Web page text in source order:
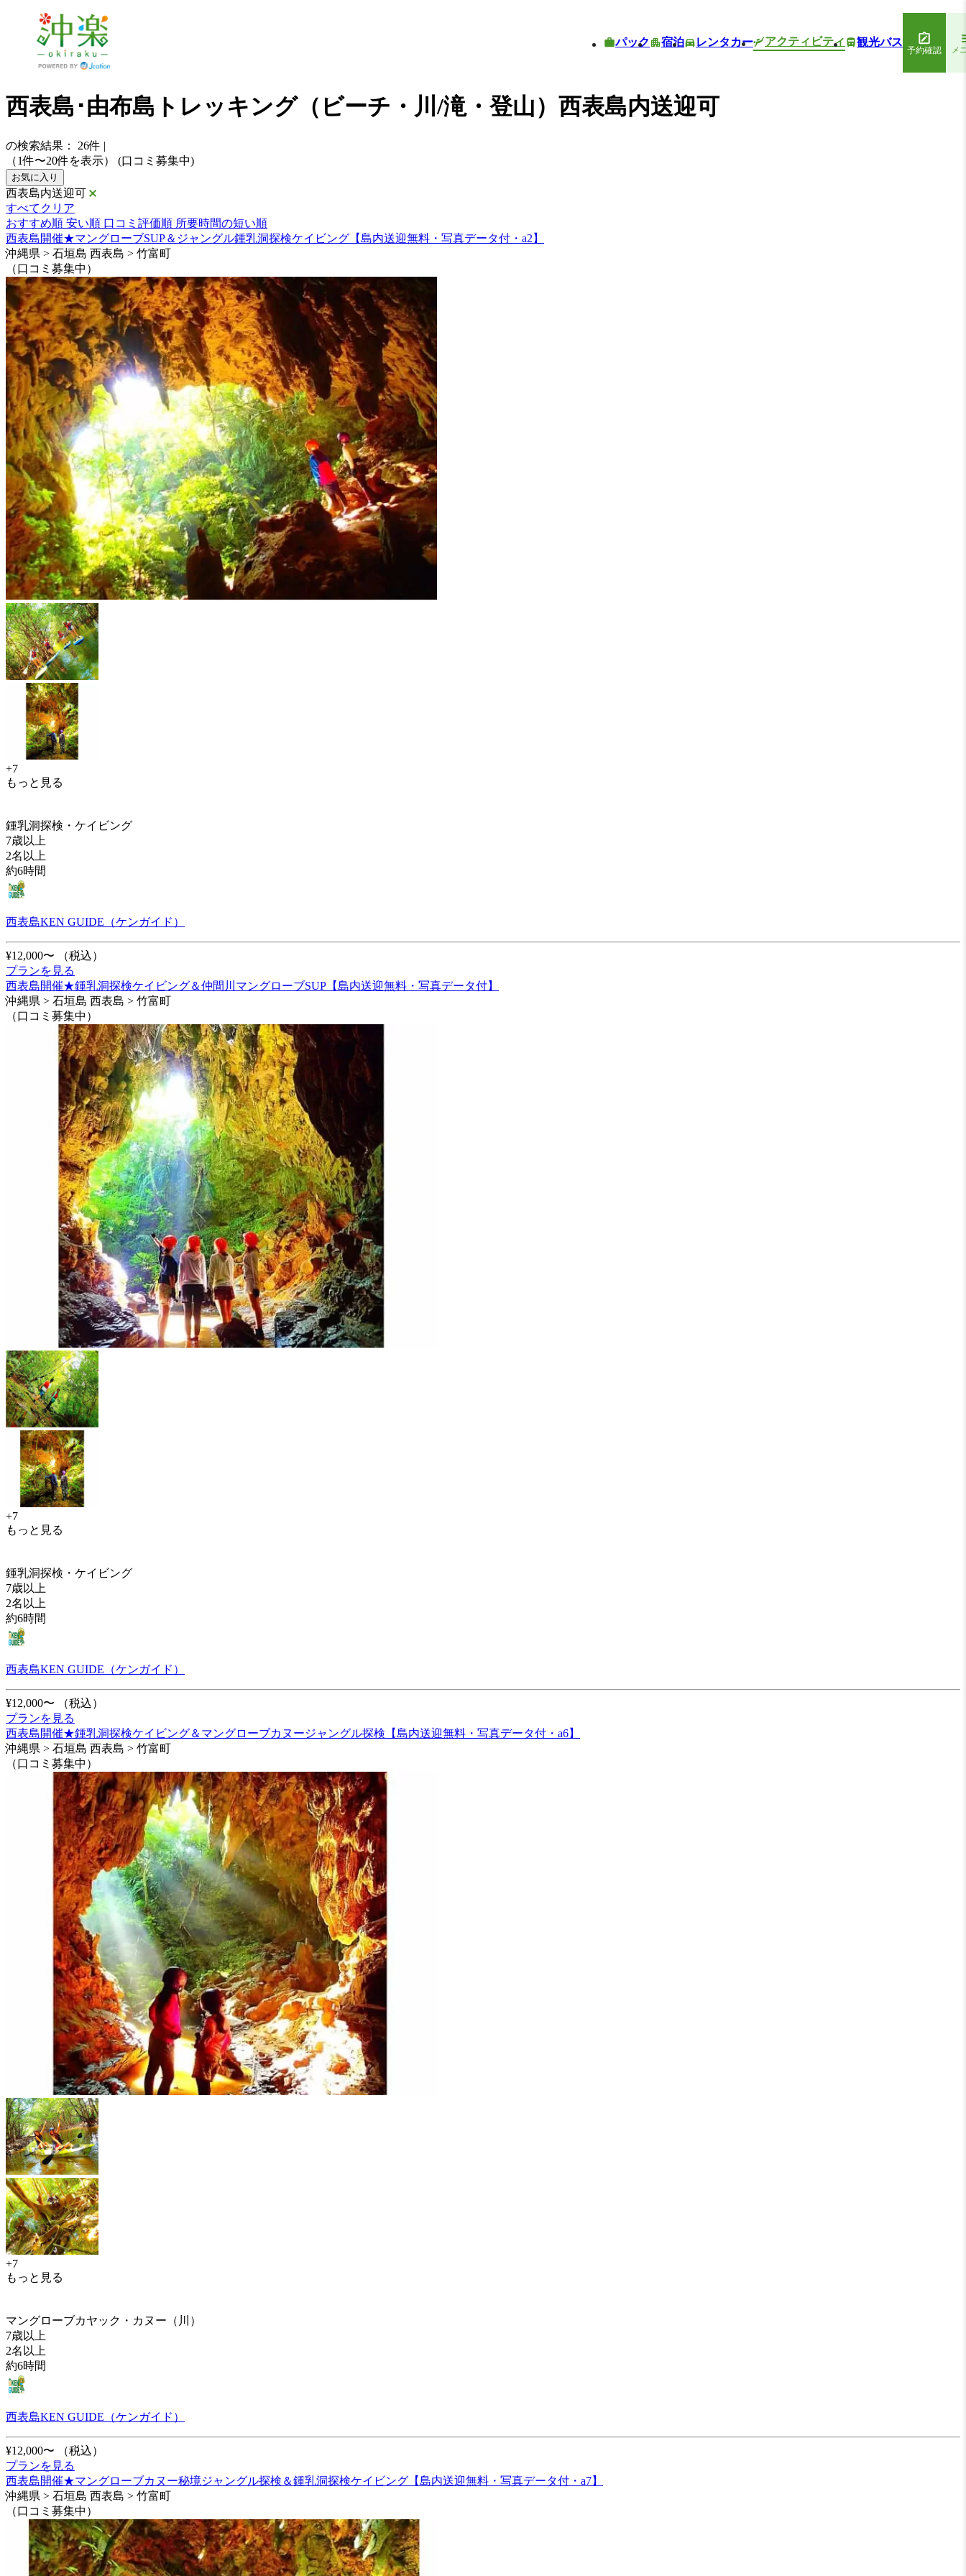
パック 宿泊 レンタカー アクティビティ 観光バス
予約確認 メ
西表島･由布島トレッキング（ビーチ・川/滝・登山）西表島内送迎可
の検索結果： 26件 |
（1件〜20件を表示）
(口コミ募集中)
お気に入り
西表島内送迎可
すべてクリア
おすすめ順 安い順 口コミ評価順 所要時間の短い順
西表島開催★マングローブSUP＆ジャングル鍾乳洞探検ケイビング【島内送迎無料・写真データ付・a2】
沖縄県 > 石垣島 西表島 > 竹富町
（口コミ募集中）
+7
もっと見る
鍾乳洞探検・ケイビング
7歳以上
2名以上
約6時間
西表島KEN GUIDE（ケンガイド）
¥12,000〜
（税込）
プランを見る
西表島開催★鍾乳洞探検ケイビング＆仲間川マングローブSUP【島内送迎無料・写真データ付】
沖縄県 > 石垣島 西表島 > 竹富町
（口コミ募集中）
+7
もっと見る
鍾乳洞探検・ケイビング
7歳以上
2名以上
約6時間
西表島KEN GUIDE（ケンガイド）
¥12,000〜
（税込）
プランを見る
西表島開催★鍾乳洞探検ケイビング＆マングローブカヌージャングル探検【島内送迎無料・写真データ付・a6】
沖縄県 > 石垣島 西表島 > 竹富町
（口コミ募集中）
+7
もっと見る
マングローブカヤック・カヌー（川）
7歳以上
2名以上
約6時間
西表島KEN GUIDE（ケンガイド）
¥12,000〜
（税込）
プランを見る
西表島開催★マングローブカヌー秘境ジャングル探検＆鍾乳洞探検ケイビング【島内送迎無料・写真データ付・a7】
沖縄県 > 石垣島 西表島 > 竹富町
（口コミ募集中）